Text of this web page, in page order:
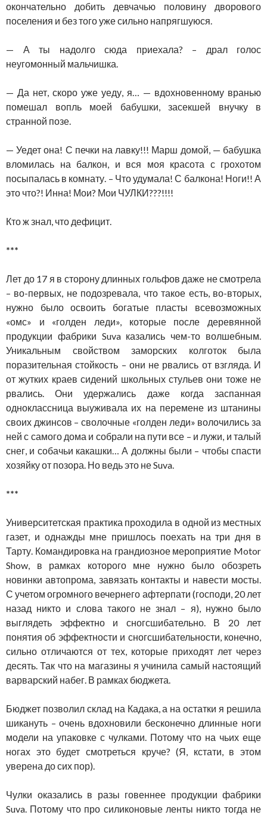
окончательно добить девчачью половину дворового
поселения и без того уже сильно напрягшуюся.
— А ты надолго сюда приехала? – драл голос
неугомонный мальчишка.
— Да нет, скоро уже уеду, я… — вдохновенному вранью
помешал вопль моей бабушки, засекшей внучку в
странной позе.
— Уедет она! С печки на лавку!!! Марш домой, — бабушка
вломилась на балкон, и вся моя красота с грохотом
посыпалась в комнату. – Что удумала! С балкона! Ноги!! А
это что?! Инна! Мои? Мои ЧУЛКИ???!!!!
Кто ж знал, что дефицит.
***
Лет до 17 я в сторону длинных гольфов даже не смотрела
– во-первых, не подозревала, что такое есть, во-вторых,
нужно было освоить богатые пласты всевозможных
«омс» и «голден леди», которые после деревянной
продукции фабрики Suva казались чем-то волшебным.
Уникальным свойством заморских колготок была
поразительная стойкость – они не рвались от взгляда. И
от жутких краев сидений школьных стульев они тоже не
рвались. Они удержались даже когда заспанная
одноклассница выуживала их на перемене из штанины
своих джинсов – сволочные «голден леди» волочились за
ней с самого дома и собрали на пути все – и лужи, и талый
снег, и собачьи какашки… А должны были – чтобы спасти
хозяйку от позора. Но ведь это не Suva.
***
Университетская практика проходила в одной из местных
газет, и однажды мне пришлось поехать на три дня в
Тарту. Командировка на грандиозное мероприятие Motor
Show, в рамках которого мне нужно было обозреть
новинки автопрома, завязать контакты и навести мосты.
С учетом огромного вечернего афтерпати (господи, 20 лет
назад никто и слова такого не знал – я), нужно было
выглядеть эффектно и сногсшибательно. В 20 лет
понятия об эффектности и сногсшибательности, конечно,
сильно отличаются от тех, которые приходят лет через
десять. Так что на магазины я учинила самый настоящий
варварский набег. В рамках бюджета.
Бюджет позволил склад на Кадака, а на остатки я решила
шикануть – очень вдохновили бесконечно длинные ноги
модели на упаковке с чулками. Потому что на чьих еще
ногах это будет смотреться круче? (Я, кстати, в этом
уверена до сих пор).
Чулки оказались в разы говеннее продукции фабрики
Suva. Потому что про силиконовые ленты никто тогда не